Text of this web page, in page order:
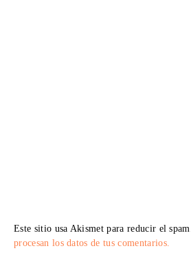
Este sitio usa Akismet para reducir el spam.
procesan los datos de tus comentarios.